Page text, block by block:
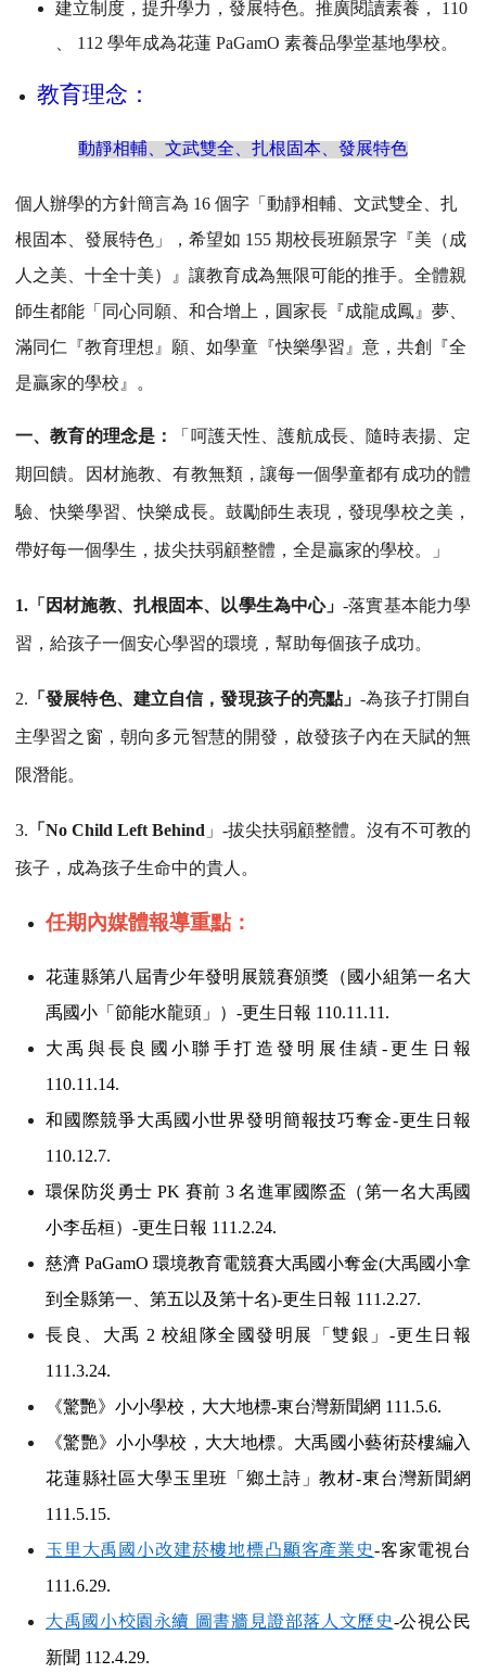
建立制度，提升學力，發展特色。推廣閱讀素養， 110
、 112 學年成為花蓮 PaGamO 素養品學堂基地學校。
教育理念：
動靜相輔、文武雙全、扎根固本、發展特色
個人辦學的方針簡言為 16 個字「動靜相輔、文武雙全、扎
根固本、發展特色」，希望如 155 期校長班願景字『美（成
人之美、十全十美）』讓教育成為無限可能的推手。全體親
師生都能「同心同願、和合增上，圓家長『成龍成鳳』夢、
滿同仁『教育理想』願、如學童『快樂學習』意，共創『全
是贏家的學校』。
一、教育的理念是： 「呵護天性、護航成長、隨時表揚、定
期回饋。因材施教、有教無類，讓每一個學童都有成功的體
驗、快樂學習、快樂成長。鼓勵師生表現，發現學校之美，
帶好每一個學生，拔尖扶弱顧整體，全是贏家的學校。」
1. 「因材施教、扎根固本、以學生為中心」-落實基本能力學
習，給孩子一個安心學習的環境，幫助每個孩子成功。
2. 「發展特色、建立自信，發現孩子的亮點」-為孩子打開自
主學習之窗，朝向多元智慧的開發，啟發孩子內在天賦的無
限潛能。
3. 「No Child Left Behind 」-拔尖扶弱顧整體。沒有不可教的
孩子，成為孩子生命中的貴人。
任期內媒體報導重點 ：
花蓮縣第八屆青少年發明展競賽頒獎（國小組第一名大
禹國小「節能水龍頭」）-更生日報 110.11.11.
大禹與長良國小聯手打造發明展佳績-更生日報
110.11.14.
和國際競爭大禹國小世界發明簡報技巧奪金-更生日報
110.12.7.
環保防災勇士 PK 賽前 3 名進軍國際盃（第一名大禹國
小李岳桓）-更生日報 111.2.24.
慈濟 PaGamO 環境教育電競賽大禹國小奪金(大禹國小拿
到全縣第一、第五以及第十名)-更生日報 111.2.27.
長良、大禹 2 校組隊全國發明展「雙銀」-更生日報
111.3.24.
《驚艷》小小學校，大大地標-東台灣新聞網 111.5.6.
《驚艷》小小學校，大大地標。大禹國小藝術菸樓編入
花蓮縣社區大學玉里班「鄉土詩」教材-東台灣新聞網
111.5.15.
玉里大禹國小改建菸樓地標凸顯客產業史-客家電視台
111.6.29.
大禹國小校園永續 圖書牆見證部落人文歷史-公視公民
新聞 112.4.29.